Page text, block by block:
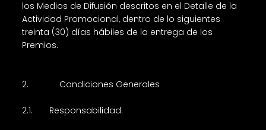
los Medios de Difusión descritos en el Detalle de la
Actividad Promocional, dentro de lo siguientes
treinta (30) días hábiles de la entrega de los
Premios.
2. Condiciones Generales
2.1. Responsabilidad: